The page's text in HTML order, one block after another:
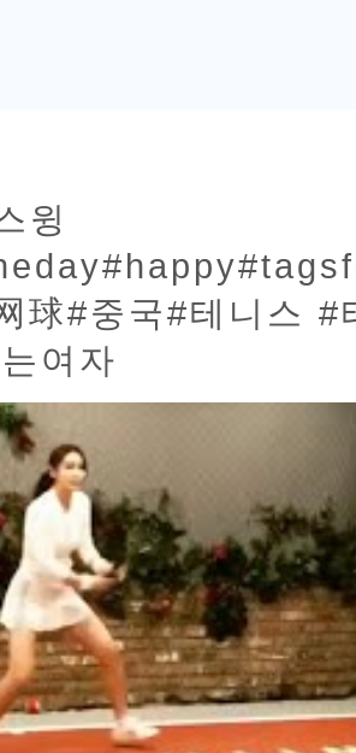
윙
球#중국#테니스 #
여자